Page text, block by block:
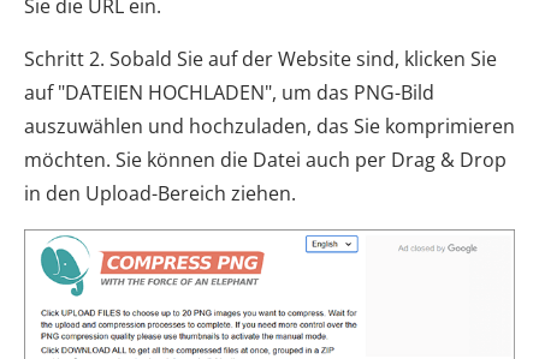
Sie die URL ein.
Schritt 2. Sobald Sie auf der Website sind, klicken Sie
auf "DATEIEN HOCHLADEN", um das PNG-Bild
auszuwählen und hochzuladen, das Sie komprimieren
möchten. Sie können die Datei auch per Drag & Drop
in den Upload-Bereich ziehen.